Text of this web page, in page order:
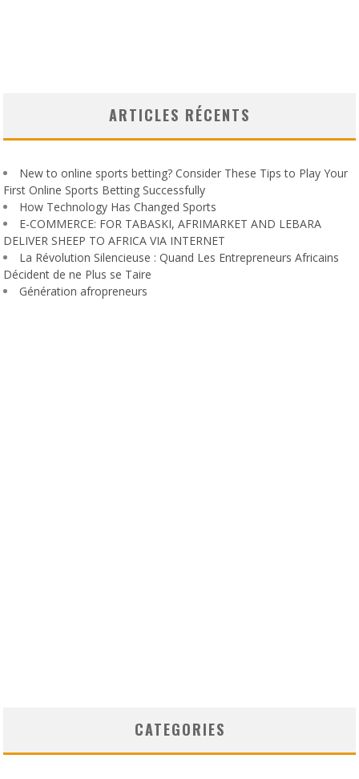
ARTICLES RÉCENTS
New to online sports betting? Consider These Tips to Play Your
First Online Sports Betting Successfully
How Technology Has Changed Sports
E-COMMERCE: FOR TABASKI, AFRIMARKET AND LEBARA
DELIVER SHEEP TO AFRICA VIA INTERNET
La Révolution Silencieuse : Quand Les Entrepreneurs Africains
Décident de ne Plus se Taire
Génération afropreneurs
CATEGORIES